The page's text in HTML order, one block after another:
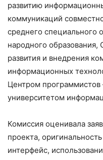
развитию
коммуникаций
среднего специального
народного
развития и внедрения
информационных
Центром программистов
университетом
Комиссия оценивала
проекта,
интерфейс,